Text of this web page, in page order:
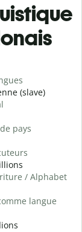
(slave)
pays
/ Alphabet
langue